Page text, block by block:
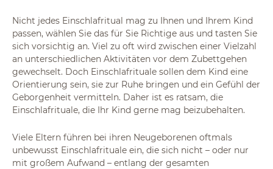
Nicht jedes Einschlafritual mag zu Ihnen und Ihrem Kind
passen, wählen Sie das für Sie Richtige aus und tasten Sie
sich vorsichtig an. Viel zu oft wird zwischen einer Vielzahl
an unterschiedlichen Aktivitäten vor dem Zubettgehen
gewechselt. Doch Einschlafrituale sollen dem Kind eine
Orientierung sein, sie zur Ruhe bringen und ein Gefühl der
Geborgenheit vermitteln. Daher ist es ratsam, die
Einschlafrituale, die Ihr Kind gerne mag beizubehalten.
Viele Eltern führen bei ihren Neugeborenen oftmals
unbewusst Einschlafrituale ein, die sich nicht – oder nur
mit großem Aufwand – entlang der gesamten